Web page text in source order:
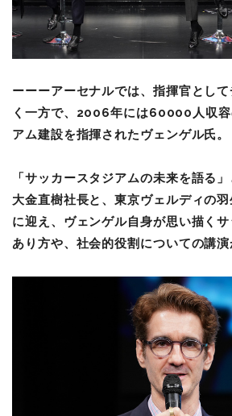
ーーーアーセナルでは、指揮官とし
く一方で、2006年には60000人収容
アム建設を指揮されたヴェンゲル氏。
「サッカースタジアムの未来を語る
大金直樹社長と、東京ヴェルディの
に迎え、ヴェンゲル自身が思い描く
あり方や、社会的役割についての講演